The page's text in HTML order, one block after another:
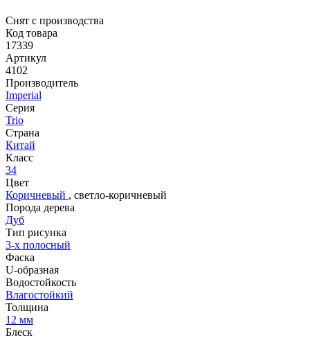
Снят с производства
Код товара
17339
Артикул
4102
Производитель
Imperial
Серия
Trio
Страна
Китай
Класс
34
Цвет
Коричневый , светло-коричневый
Порода дерева
Дуб
Тип рисунка
3-х полосный
Фаска
U-образная
Водостойкость
Влагостойкий
Толщина
12 мм
Блеск